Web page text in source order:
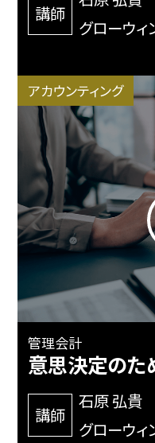
講師
グローウィ
アカウンティング
管理会計
意思決定の
講師
石原 弘貴
グローウィ